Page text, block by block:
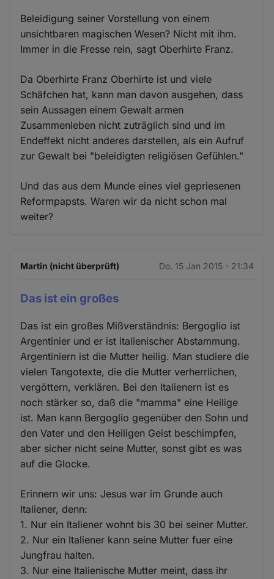
Beleidigung seiner Vorstellung von einem
unsichtbaren magischen Wesen? Nicht mit ihm.
Immer in die Fresse rein, sagt Oberhirte Franz.
Da Oberhirte Franz Oberhirte ist und viele
Schäfchen hat, kann man davon ausgehen, dass
sein Aussagen einem Gewalt armen
Zusammenleben nicht zuträglich sind und im
Endeffekt nicht anderes darstellen, als ein Aufruf
zur Gewalt bei "beleidigten religiösen Gefühlen."
Und das aus dem Munde eines viel gepriesenen
Reformpapsts. Waren wir da nicht schon mal
weiter?
Martin (nicht überprüft) Do. 15 Jan 2015 - 21:34
Das ist ein großes
Das ist ein großes Mißverständnis: Bergoglio ist
Argentinier und er ist italienischer Abstammung.
Argentiniern ist die Mutter heilig. Man studiere die
vielen Tangotexte, die die Mutter verherrlichen,
vergöttern, verklären. Bei den Italienern ist es
noch stärker so, daß die "mamma" eine Heilige
ist. Man kann Bergoglio gegenüber den Sohn und
den Vater und den Heiligen Geist beschimpfen,
aber sicher nicht seine Mutter, sonst gibt es was
auf die Glocke.
Erinnern wir uns: Jesus war im Grunde auch
Italiener, denn:
1. Nur ein Italiener wohnt bis 30 bei seiner Mutter.
2. Nur ein Italiener kann seine Mutter fuer eine
Jungfrau halten.
3. Nur eine Italienische Mutter meint, dass ihr